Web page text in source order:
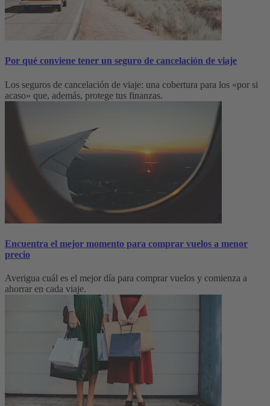
Por qué conviene tener un seguro de cancelación de viaje
Los seguros de cancelación de viaje: una cobertura para los «por si
acaso» que, además, protege tus finanzas.
Encuentra el mejor momento para comprar vuelos a menor
precio
Averigua cuál es el mejor día para comprar vuelos y comienza a
ahorrar en cada viaje.